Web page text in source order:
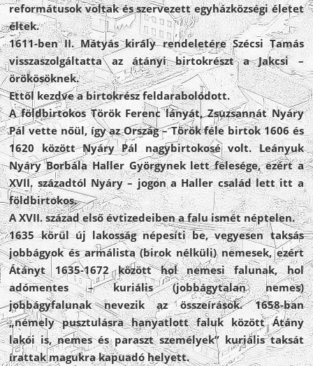
reformátusok voltak és szervezett egyházközségi életet
éltek.
1611-ben II. Mátyás király rendeletére Szécsi Tamás
visszaszolgáltatta az átányi birtokrészt a Jakcsi –
örökösöknek.
Ettől kezdve a birtokrész feldarabolódott.
A földbirtokos Török Ferenc lányát, Zsuzsannát Nyáry
Pál vette nőül, így az Ország – Török féle birtok 1606 és
1620 között Nyáry Pál nagybirtokosé volt. Leányuk
Nyáry Borbála Haller Györgynek lett felesége, ezért a
XVII. századtól Nyáry – jogon a Haller család lett itt a
földbirtokos.
A XVII. század első évtizedeiben a falu ismét néptelen.
1635 körül új lakosság népesíti be, vegyesen taksás
jobbágyok és armálista (birok nélküli) nemesek, ezért
Átányt 1635-1672 között hol nemesi falunak, hol
adómentes – kuriális (jobbágytalan nemes)
jobbágyfalunak nevezik az összeírások. 1658-ban
„némely pusztulásra hanyatlott faluk között Átány
lakói is, nemes és paraszt személyek” kuriális taksát
írattak magukra kapuadó helyett.